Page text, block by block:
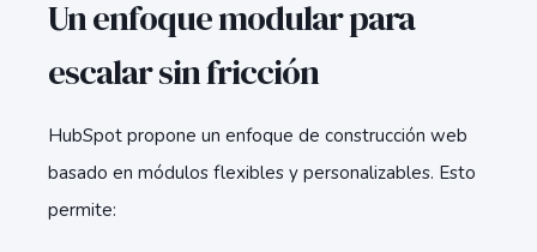
Un enfoque modular para
escalar sin fricción
HubSpot propone un enfoque de construcción web
basado en módulos flexibles y personalizables. Esto
permite: